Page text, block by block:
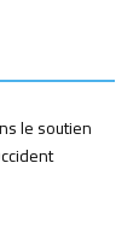
le soutien